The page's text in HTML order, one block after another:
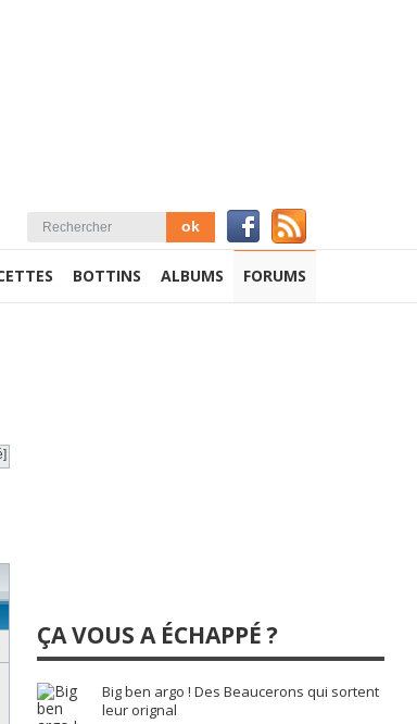
BOTTINS ALBUMS FORUMS
ÇA VOUS A ÉCHAPPÉ ?
Big ben argo ! Des Beaucerons qui sortent
leur orignal